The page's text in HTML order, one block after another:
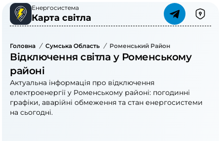
Енергосистема
Карта світла
Головна / Сумська Область / Роменський Район
Відключення світла у Роменському
районі
Актуальна інформація про відключення
електроенергії у Роменському районі: погодинні
графіки, аварійні обмеження та стан енергосистеми
на сьогодні.